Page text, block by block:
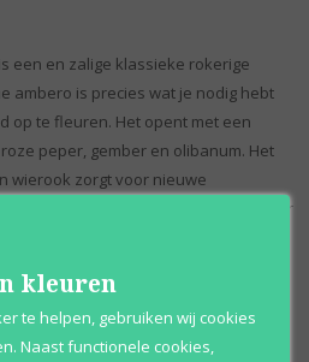
is een en zalige klassieke rokerige
ambero is precies wat je nodig hebt
op te fleuren. Het opent met een
peper, gember en olibanum. Het
wierook zorgt voor nieuwe
naar de basis drijven. Deze geur
krachtig lid van de le gemme-
kleuren
te helpen, gebruiken wij cookies
Naast functionele cookies,